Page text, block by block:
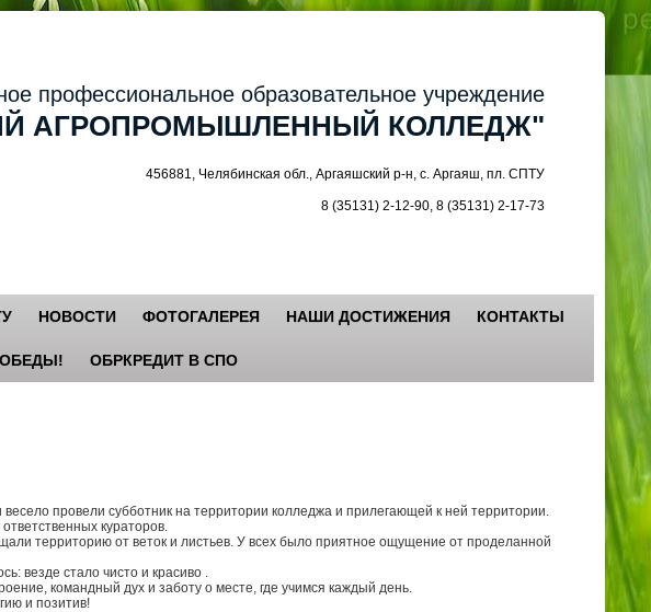
образовательное учреждение
КОЛЛЕДЖ"
456881, Челябинская обл., Аргаяшский р-н, с. Аргаяш, пл. СПТУ
8 (35131) 2-12-90, 8 (35131) 2-17-73
НОВОСТИ ФОТОГАЛЕРЕЯ НАШИ ДОСТИЖЕНИЯ КОНТАКТЫ
ОБРКРЕДИТ В СПО
провели субботник на территории колледжа и прилегающей к ней территории.
кураторов.
территорию от веток и листьев. У всех было приятное ощущение от проделанной
везде стало чисто и красиво .
командный дух и заботу о месте, где учимся каждый день.
и позитив!